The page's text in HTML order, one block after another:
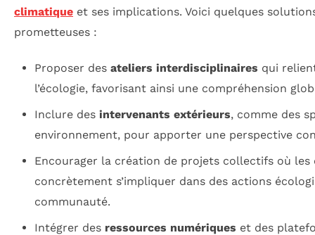
climatique et ses implications. Voici quelques
prometteuses :
Proposer des ateliers interdisciplinaires qui
l’écologie, favorisant ainsi une compréhension
Inclure des intervenants extérieurs, comme des
environnement, pour apporter une perspective
Encourager la création de projets collectifs où les
concrètement s’impliquer dans des actions
communauté.
Intégrer des ressources numériques et des